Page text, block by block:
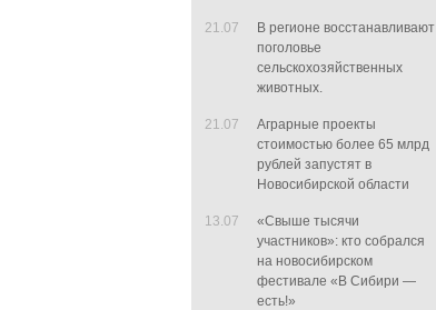
21.07
В регионе восстанавливают
поголовье
сельскохозяйственных
животных.
21.07
Аграрные проекты
стоимостью более 65 млрд
рублей запустят в
Новосибирской области
13.07
«Свыше тысячи
участников»: кто собрался
на новосибирском
фестивале «В Сибири —
есть!»